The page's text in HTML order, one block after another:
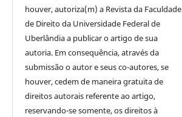
houver, autoriza(m) a Revista da Faculdade
de Direito da Universidade Federal de
Uberlândia a publicar o artigo de sua
autoria. Em consequência, através da
submissão o autor e seus co-autores, se
houver, cedem de maneira gratuita de
direitos autorais referente ao artigo,
reservando-se somente, os direitos à